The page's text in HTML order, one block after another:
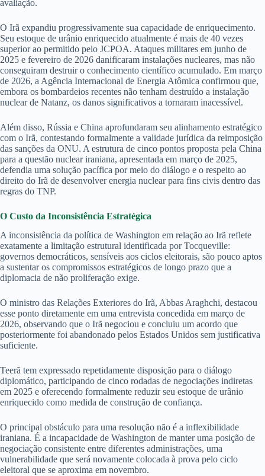
avaliação.
O Irã expandiu progressivamente sua capacidade de enriquecimento.
Seu estoque de urânio enriquecido atualmente é mais de 40 vezes
superior ao permitido pelo JCPOA. Ataques militares em junho de
2025 e fevereiro de 2026 danificaram instalações nucleares, mas não
conseguiram destruir o conhecimento científico acumulado. Em março
de 2026, a Agência Internacional de Energia Atômica confirmou que,
embora os bombardeios recentes não tenham destruído a instalação
nuclear de Natanz, os danos significativos a tornaram inacessível.
Além disso, Rússia e China aprofundaram seu alinhamento estratégico
com o Irã, contestando formalmente a validade jurídica da reimposição
das sanções da ONU. A estrutura de cinco pontos proposta pela China
para a questão nuclear iraniana, apresentada em março de 2025,
defendia uma solução pacífica por meio do diálogo e o respeito ao
direito do Irã de desenvolver energia nuclear para fins civis dentro das
regras do TNP.
O Custo da Inconsistência Estratégica
A inconsistência da política de Washington em relação ao Irã reflete
exatamente a limitação estrutural identificada por Tocqueville:
governos democráticos, sensíveis aos ciclos eleitorais, são pouco aptos
a sustentar os compromissos estratégicos de longo prazo que a
diplomacia de não proliferação exige.
O ministro das Relações Exteriores do Irã, Abbas Araghchi, destacou
esse ponto diretamente em uma entrevista concedida em março de
2026, observando que o Irã negociou e concluiu um acordo que
posteriormente foi abandonado pelos Estados Unidos sem justificativa
suficiente.
Teerã tem expressado repetidamente disposição para o diálogo
diplomático, participando de cinco rodadas de negociações indiretas
em 2025 e oferecendo formalmente reduzir seu estoque de urânio
enriquecido como medida de construção de confiança.
O principal obstáculo para uma resolução não é a inflexibilidade
iraniana. É a incapacidade de Washington de manter uma posição de
negociação consistente entre diferentes administrações, uma
vulnerabilidade que será novamente colocada à prova pelo ciclo
eleitoral que se aproxima em novembro.